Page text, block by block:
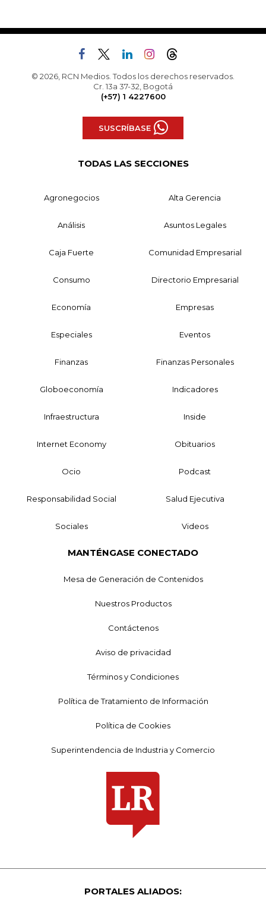
© 2026, RCN Medios. Todos los derechos reservados.
Cr. 13a 37-32, Bogotá
(+57) 1 4227600
SUSCRÍBASE
TODAS LAS SECCIONES
Agronegocios Alta Gerencia
Análisis Asuntos Legales
Caja Fuerte Comunidad Empresarial
Consumo Directorio Empresarial
Economía Empresas
Especiales Eventos
Finanzas Finanzas Personales
Globoeconomía Indicadores
Infraestructura Inside
Internet Economy Obituarios
Ocio Podcast
Responsabilidad Social Salud Ejecutiva
Sociales Videos
MANTÉNGASE CONECTADO
Mesa de Generación de Contenidos
Nuestros Productos
Contáctenos
Aviso de privacidad
Términos y Condiciones
Política de Tratamiento de Información
Política de Cookies
Superintendencia de Industria y Comercio
PORTALES ALIADOS: